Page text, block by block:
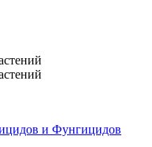
и Фунгицидов